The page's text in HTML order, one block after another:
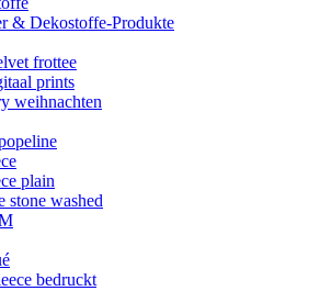
& Dekostoffe-Produkte
frottee
prints
weihnachten
plain
stone washed
bedruckt